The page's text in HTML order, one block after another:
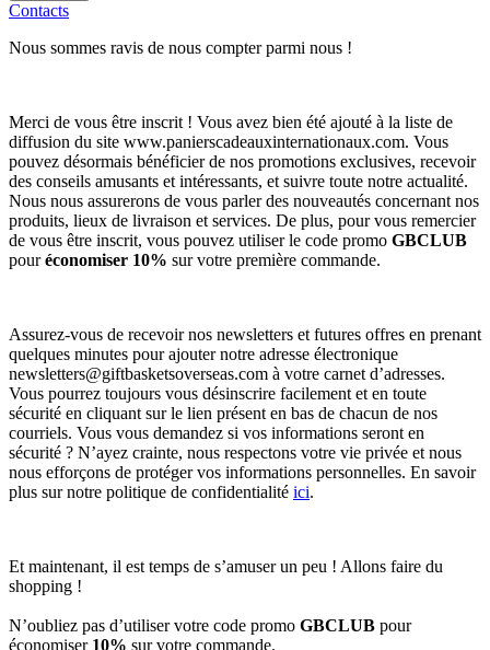
Contacts
Nous sommes ravis de nous compter parmi nous !
Merci de vous être inscrit ! Vous avez bien été ajouté à la liste de
diffusion du site www.panierscadeauxinternationaux.com. Vous
pouvez désormais bénéficier de nos promotions exclusives, recevoir
des conseils amusants et intéressants, et suivre toute notre actualité.
Nous nous assurerons de vous parler des nouveautés concernant nos
produits, lieux de livraison et services. De plus, pour vous remercier
de vous être inscrit, vous pouvez utiliser le code promo GBCLUB
pouréconomiser 10% sur votre première commande.
Assurez-vous de recevoir nos newsletters et futures offres en prenant
quelques minutes pour ajouter notre adresse électronique
newsletters@giftbasketsoverseas.com à votre carnet d’adresses.
Vous pourrez toujours vous désinscrire facilement et en toute
sécurité en cliquant sur le lien présent en bas de chacun de nos
courriels. Vous vous demandez si vos informations seront en
sécurité ? N’ayez crainte, nous respectons votre vie privée et nous
nous efforçons de protéger vos informations personnelles. En savoir
plus sur notre politique de confidentialité ici.
Et maintenant, il est temps de s’amuser un peu ! Allons faire du
shopping !
N’oubliez pas d’utiliser votre code promo GBCLUB pour
économiser 10% sur votre commande.